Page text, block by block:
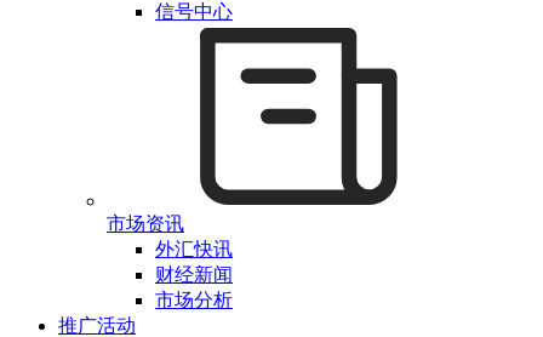
信号中心
市场资讯
外汇快讯
财经新闻
市场分析
推广活动